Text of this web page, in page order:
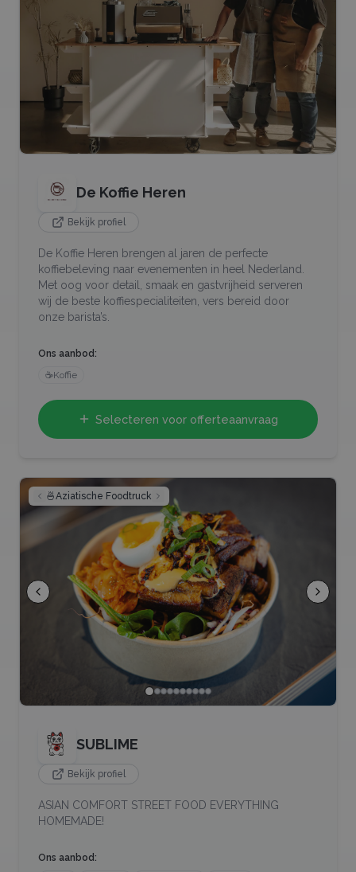
De Koffie Heren
Bekijk profiel
De Koffie Heren brengen al jaren de perfecte
koffiebeleving naar evenementen in heel Nederland.
Met oog voor detail, smaak en gastvrijheid serveren
wij de beste koffiespecialiteiten, vers bereid door
onze barista’s.
Ons aanbod:
☕Koffie
Selecteren voor offerteaanvraag
🍜Aziatische Foodtruck
SUBLIME
Bekijk profiel
ASIAN COMFORT STREET FOOD EVERYTHING
HOMEMADE!
Ons aanbod: